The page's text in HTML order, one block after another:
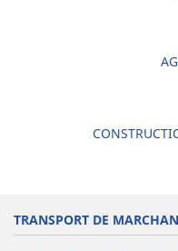
TRANSPORT DE